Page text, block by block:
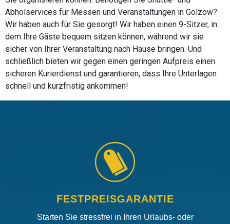
Abholservices für Messen und Veranstaltungen in Golzow?
Wir haben auch für Sie gesorgt! Wir haben einen 9-Sitzer, in
dem Ihre Gäste bequem sitzen können, während wir sie
sicher von Ihrer Veranstaltung nach Hause bringen. Und
schließlich bieten wir gegen einen geringen Aufpreis einen
sicheren Kurierdienst und garantieren, dass Ihre Unterlagen
schnell und kurzfristig ankommen!
FESTPREISGARANTIE
Starten Sie stressfrei in Ihren Urlaubs- oder